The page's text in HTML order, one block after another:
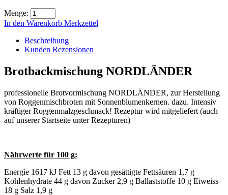
Menge:
In den Warenkorb Merkzettel
Beschreibung
Kunden Rezensionen
Brotbackmischung NORDLÄNDER
professionelle Brotvormischung NORDLÄNDER, zur Herstellung
von Roggenmischbroten mit Sonnenblumenkernen. dazu. Intensiv
kräftiger Roggenmalzgeschmack! Rezeptur wird mitgeliefert (auch
auf unserer Startseite unter Rezepturen)
Nährwerte für 100 g:
Energie 1617 kJ Fett 13 g davon gesättigte Fettsäuren 1,7 g
Kohlenhydrate 44 g davon Zucker 2,9 g Ballaststoffe 10 g Eiweiss
18 g Salz 1,9 g